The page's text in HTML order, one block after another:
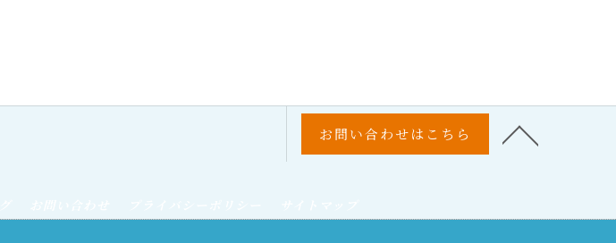
お問い合わせはこちら